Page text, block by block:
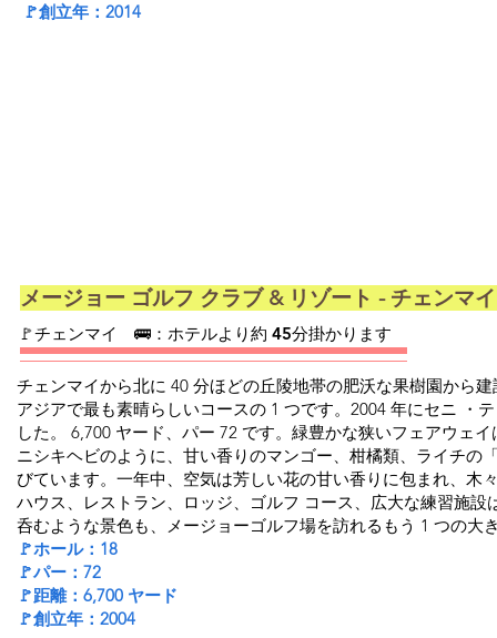
🚩創立年：2014
メージョー ゴルフ クラブ & リゾート - チェン
​🚩チェンマイ 🚌：ホテルより約 45分掛かります
チェンマイから北に 40 分ほどの丘陵地帯の肥沃な果樹園から
アジアで最も素晴らしいコースの 1 つです。2004 年にセニ ・
した。 6,700 ヤード、パー 72 です。緑豊かな狭いフェアウェ
ニシキヘビのように、甘い香りのマンゴー、柑橘類、ライチの
びています。一年中、空気は芳しい花の甘い香りに包まれ、木
ハウス、レストラン、ロッジ、ゴルフ コース、広大な練習施設
呑むような景色も、メージョーゴルフ場を訪れるもう 1 つの大
🚩ホール：18
🚩パー：72
🚩距離：6,700 ヤード
🚩創立年：2004